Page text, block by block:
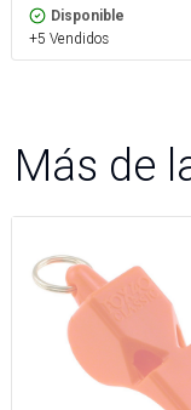
Disponible
+5 Vendidos
Más de